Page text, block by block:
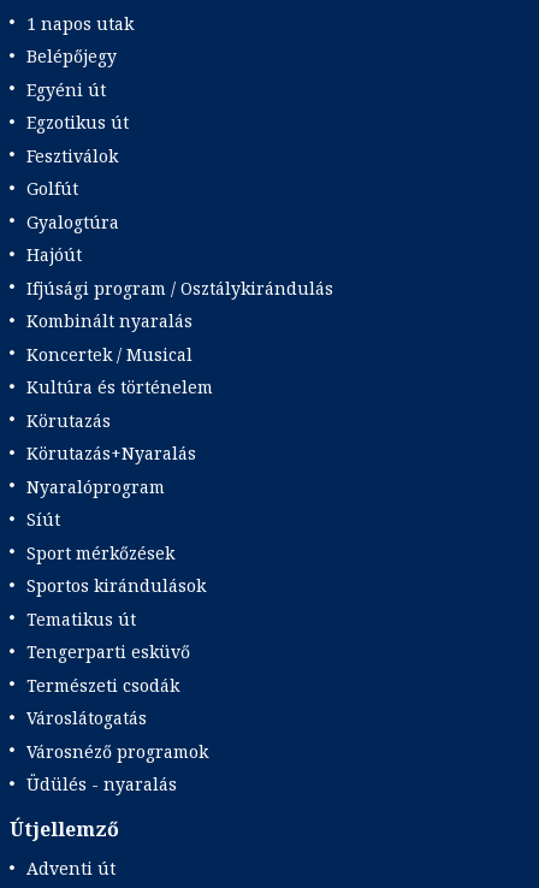
1 napos utak
Belépőjegy
Egyéni út
Egzotikus út
Fesztiválok
Golfút
Gyalogtúra
Hajóút
Ifjúsági program / Osztálykirándulás
Kombinált nyaralás
Koncertek / Musical
Kultúra és történelem
Körutazás
Körutazás+Nyaralás
Nyaralóprogram
Síút
Sport mérkőzések
Sportos kirándulások
Tematikus út
Tengerparti esküvő
Természeti csodák
Városlátogatás
Városnéző programok
Üdülés - nyaralás
Útjellemző
Adventi út